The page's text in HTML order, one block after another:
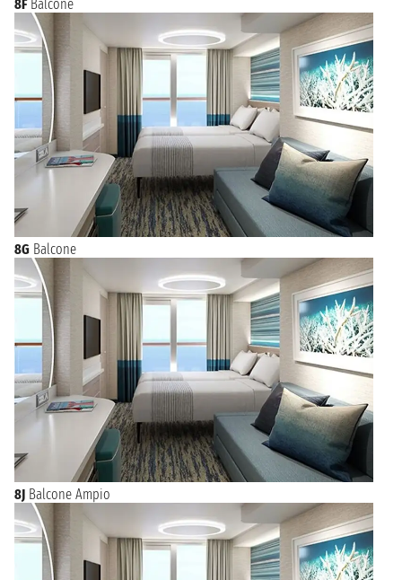
8F Balcone
8G Balcone
8J Balcone Ampio